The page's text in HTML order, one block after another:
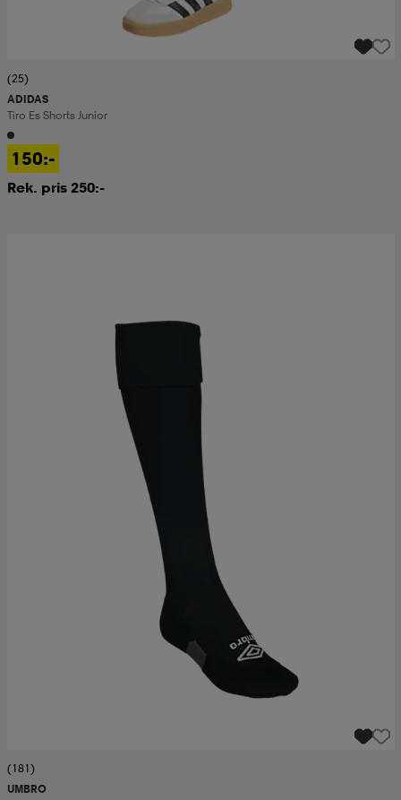
(25)
ADIDAS
Tiro Es Shorts Junior
150:-
Rek. pris 250:-
(181)
UMBRO